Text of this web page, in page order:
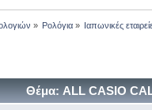
» Ρολόγια » Ιαπωνικές
Θέμα: ALL CASIO